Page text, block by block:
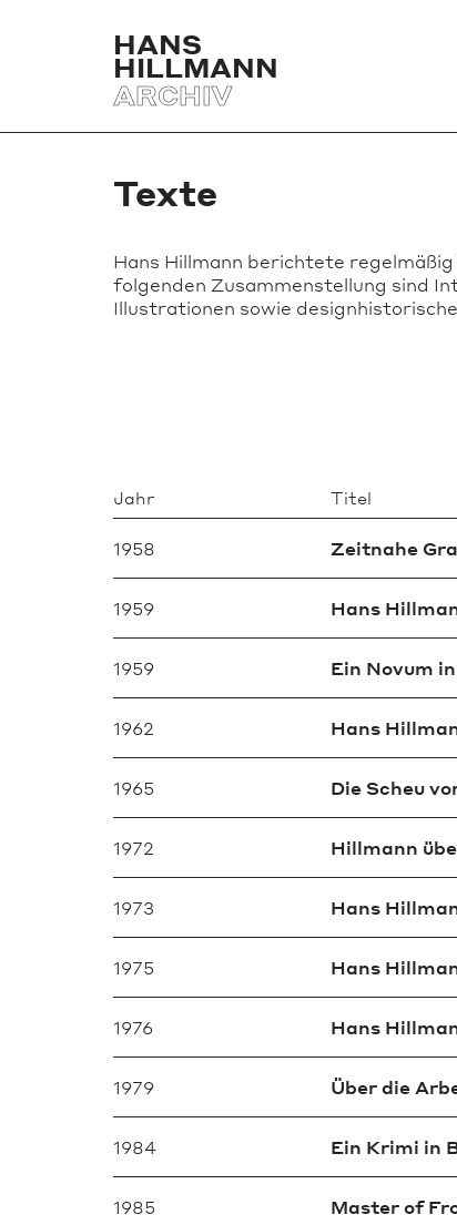
HANS
HILLMANN
ARCHIV
Texte
Hans Hillmann berichtete
folgenden Zusammenstellung sind
Illustrationen sowie
Jahr Titel
1958 Zeitnahe
1959 Hans
1959 Ein Novum
1962 Hans
1965 Die Scheu
1972 Hillmann
1973 Hans
1975 Hans
1976 Hans
1979 Über die
1984 Ein Krimi in
1985 Master of